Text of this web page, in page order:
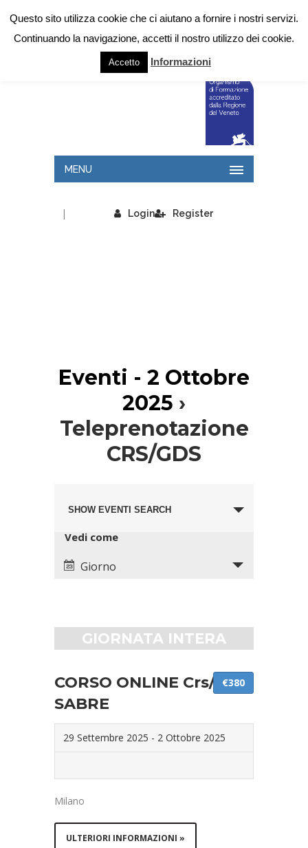
MENU
Login
| Register
Eventi - 2 Ottobre
2025 ›
Teleprenotazione
CRS/GDS
and
Views
SHOW EVENTI SEARCH
Views
Vedi come
Giorno
GIORNATA INTERA
CORSO ONLINE Crs/Gds
SABRE
29 Settembre 2025 - 2 Ottobre 2025
€380
Milano
ULTERIORI INFORMAZIONI »
Questo sito utilizza cookie che ci aiutano a fornire i nostri servizi.
Continuando la navigazione, accetti il nostro utilizzo dei cookie.
Accetto Informazioni